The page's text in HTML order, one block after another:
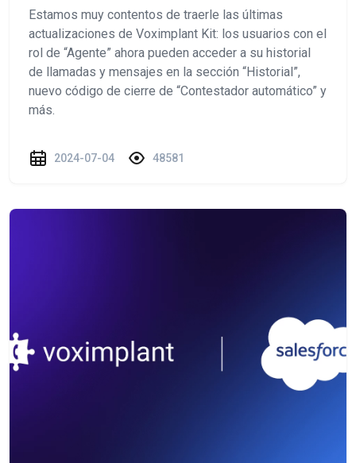
Estamos muy contentos de traerle las últimas
actualizaciones de Voximplant Kit: los usuarios con el
rol de “Agente” ahora pueden acceder a su historial
de llamadas y mensajes en la sección “Historial”,
nuevo código de cierre de “Contestador automático” y
más.
2024-07-04 48581